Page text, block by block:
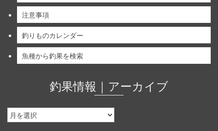
注意事項
釣りものカレンダー
魚種から釣果を検索
釣果情報｜アーカイブ
釣
果